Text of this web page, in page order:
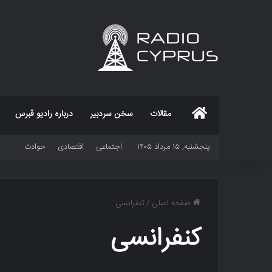
مقالات سخن سردبیر درباره رادیو قبرس
پنجشنبه, ۱۵ مرداد ۱۴۰۵ اجتماعی اقتصادی حوادث
صفحه اصلی /کنفرانسی
کنفرانسی